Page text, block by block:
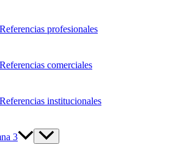
Referencias profesionales
Referencias comerciales
Referencias institucionales
3